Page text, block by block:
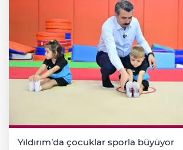
Yıldırım’da çocuklar sporla büyüyor